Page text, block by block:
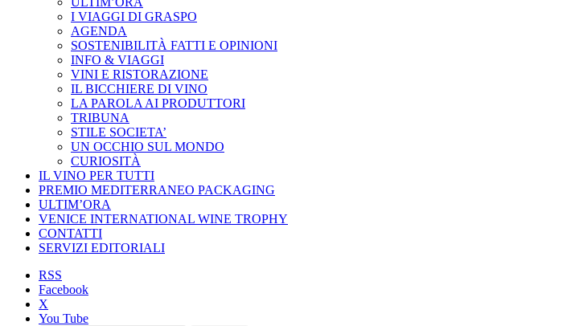
I VIAGGI DI GRASPO
AGENDA
SOSTENIBILITÀ FATTI E OPINIONI
INFO & VIAGGI
VINI E RISTORAZIONE
IL BICCHIERE DI VINO
LA PAROLA AI PRODUTTORI
TRIBUNA
STILE SOCIETA’
UN OCCHIO SUL MONDO
CURIOSITÀ
IL VINO PER TUTTI
PREMIO MEDITERRANEO PACKAGING
ULTIM’ORA
VENICE INTERNATIONAL WINE TROPHY
CONTATTI
SERVIZI EDITORIALI
RSS
Facebook
X
You Tube